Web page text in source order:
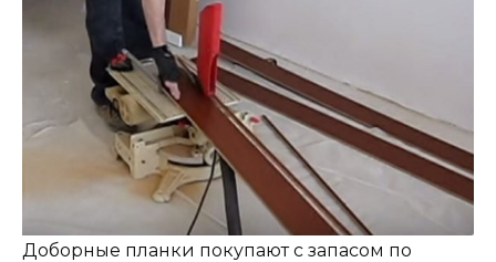
Доборные планки покупают с запасом по